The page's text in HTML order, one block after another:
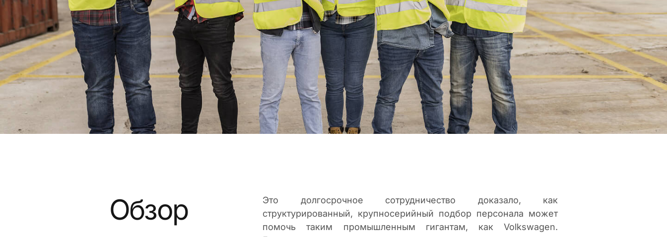
Обзор
Это долгосрочное сотрудничество доказало, как
структурированный, крупносерийный подбор персонала может
помочь таким промышленным гигантам, как Volkswagen.